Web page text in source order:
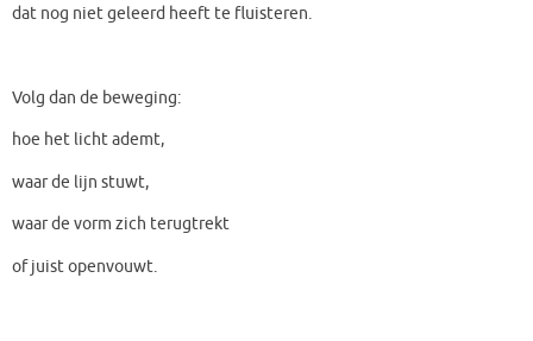
dat nog niet geleerd heeft te fluisteren.
Volg dan de beweging:
hoe het licht ademt,
waar de lijn stuwt,
waar de vorm zich terugtrekt
of juist openvouwt.